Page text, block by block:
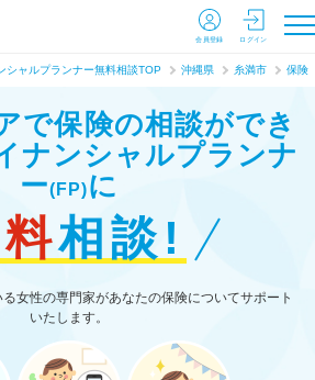
会員登録 ログイン
シャルプランナー無料相談TOP 沖縄県 糸満市 保険
で保険の相談ができ
ナンシャルプランナ
ー(FP)に
相談!
女性の専門家があなたの保険についてサポート
いたします。